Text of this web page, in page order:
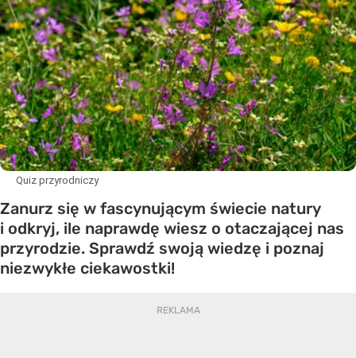
Quiz przyrodniczy
Zanurz się w fascynującym świecie natury
i odkryj, ile naprawdę wiesz o otaczającej nas
przyrodzie. Sprawdź swoją wiedzę i poznaj
niezwykłe ciekawostki!